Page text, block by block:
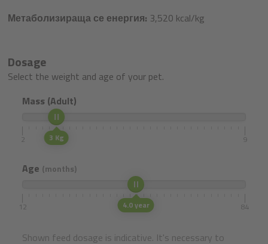
Метаболизираща се енергия: 3,520 kcal/kg
Dosage
Select the weight and age of your pet.
Mass (Adult)
3 Kg
2 9
Age (months)
4.0 year
12 84
Shown feed dosage is indicative. It's necessary to